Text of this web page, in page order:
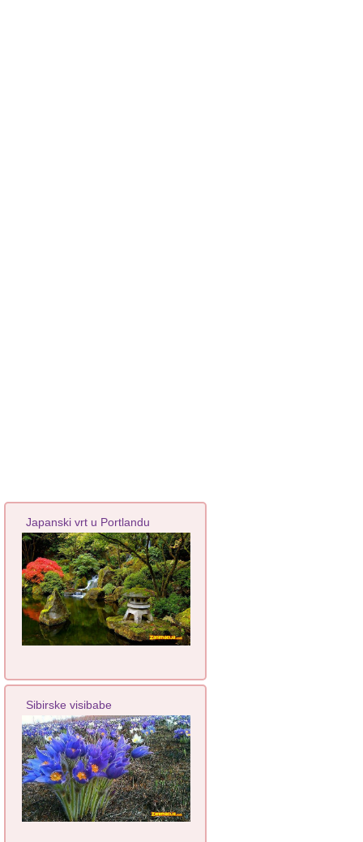
Japanski vrt u Portlandu
Sibirske visibabe